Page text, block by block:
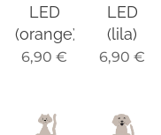
LED
(orange)
6,90 €
LED
(lila)
6,90 €